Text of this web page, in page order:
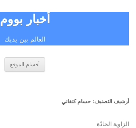
أخبار بووم
العالم بين يديك
أقسام الموقع
أرشيف التصنيف: حسام كنفاني
الزاوية الحادّة